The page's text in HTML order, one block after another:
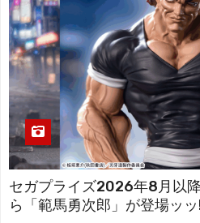
セガプライズ2026年8月以
ら「範馬勇次郎」が登場ッ